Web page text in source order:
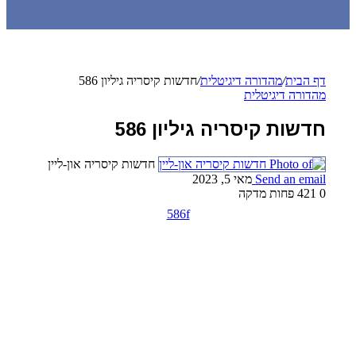
דף הבית/מהדורה דיגיטלית/חדשות קיסריה גיליון 586
מהדורה דיגיטלית
חדשות קיסריה גיליון 586
חדשות קיסריה און-ליין
Send an email מאי 5, 2023
0
פחות מדקה
586f